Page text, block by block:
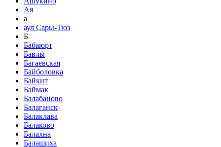
Ая
а
аул Сары-Тюз
Б
Бабаюрт
Бавлы
Багаевская
Байболовка
Байкит
Баймак
Балабаново
Балаганск
Балаклава
Балаково
Балахна
Балашиха